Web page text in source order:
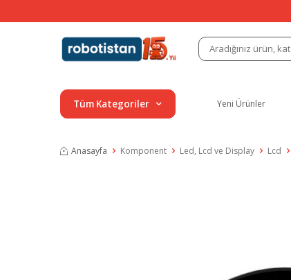
Tüm Kategoriler Yeni Ürünler
Anasayfa Komponent Led, Lcd ve Display Lcd